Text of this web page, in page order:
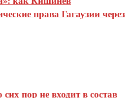
права Гагаузии через
пор не входит в состав